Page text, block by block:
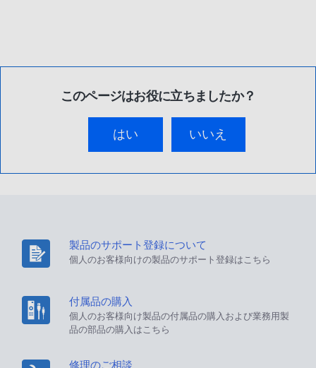
このページはお役に立ちましたか？
はい いいえ
製品のサポート登録について
個人のお客様向けの製品のサポート登録はこちら
付属品の購入
個人のお客様向け製品の付属品の購入および業務用製
品の部品の購入はこちら
修理のご相談